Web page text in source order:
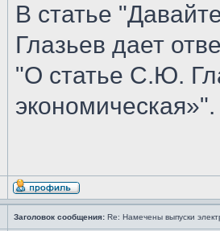
В статье
Глазьев дает
"О статье С.Ю.
экономическая»".
Заголовок сообщения: Re: Намечены выпуски